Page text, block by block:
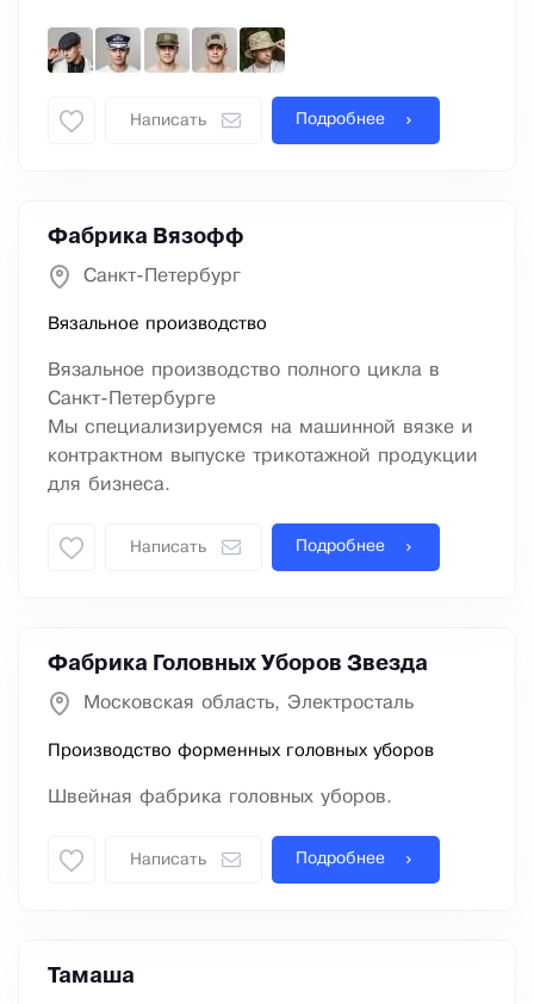
Написать Подробнее
Фабрика Вязофф
Санкт-Петербург
Вязальное производство
Вязальное производство полного цикла в
Санкт-Петербурге
Мы cпециализируемся на машинной вязке и
контрактном выпуске трикотажной продукции
для бизнеса.
Написать Подробнее
Фабрика Головных Уборов Звезда
Московская область, Электросталь
Производство форменных головных уборов
Швейная фабрика головных уборов.
Написать Подробнее
Тамаша